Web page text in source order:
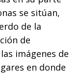
se sitúan,
de la
de
imágenes de
en donde